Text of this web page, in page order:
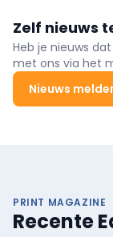
Zelf nieuws
Heb je nieuws
met ons via het
Nieuws
PRINT MAGAZINE
Recente